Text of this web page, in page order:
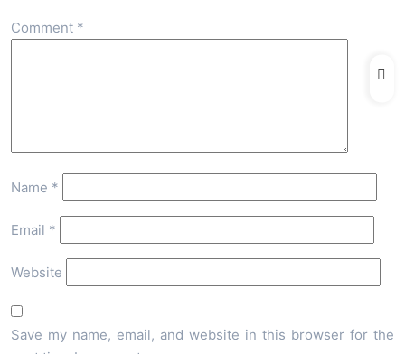
Comment *
Name *
Email *
Website
Save my name, email, and website in this browser for the